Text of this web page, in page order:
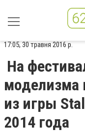
17:05, 30 травня 2016 р.
На
моделизма
из игры
2014 года